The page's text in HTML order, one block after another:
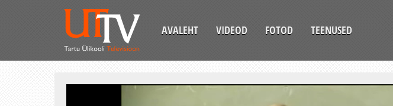
AVALEHT VIDEOD FOTOD TEENUSED